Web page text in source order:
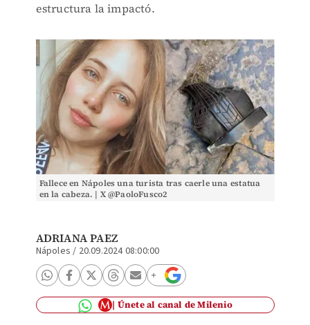
estructura la impactó.
Fallece en Nápoles una turista tras caerle una estatua
en la cabeza. | X @PaoloFusco2
ADRIANA PAEZ
Nápoles / 20.09.2024 08:00:00
Únete al canal de Milenio